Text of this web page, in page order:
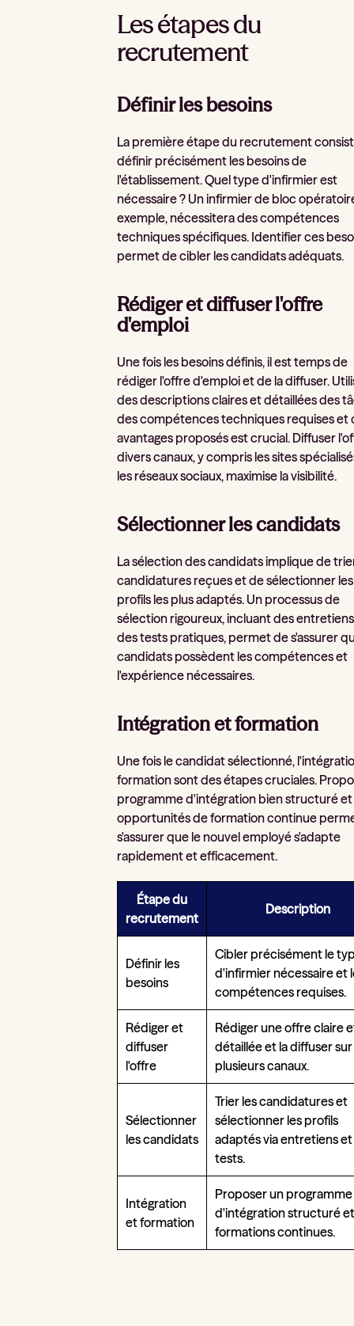
Les étapes du
recrutement
Définir les besoins
La première étape du recrutement
définir précisément les besoins de
l'établissement. Quel type d'infirmier est
nécessaire ? Un infirmier de bloc
exemple, nécessitera des compétences
techniques spécifiques. Identifier ces
permet de cibler les candidats adéquats.
Rédiger et diffuser l'offre
d'emploi
Une fois les besoins définis, il est temps de
rédiger l'offre d'emploi et de la diffuser.
des descriptions claires et détaillées des
des compétences techniques requises et
avantages proposés est crucial. Diffuser
divers canaux, y compris les sites
les réseaux sociaux, maximise la visibilité.
Sélectionner les candidats
La sélection des candidats implique de
candidatures reçues et de sélectionner les
profils les plus adaptés. Un processus de
sélection rigoureux, incluant des
des tests pratiques, permet de s'assurer
candidats possèdent les compétences et
l'expérience nécessaires.
Intégration et formation
Une fois le candidat sélectionné,
formation sont des étapes cruciales.
programme d'intégration bien structuré
opportunités de formation continue
s'assurer que le nouvel employé s'adapte
rapidement et efficacement.
Étape du
recrutement
Description
Définir les
besoins
Cibler précisément le
d'infirmier nécessaire et
compétences requises.
Rédiger et
diffuser
l'offre
Rédiger une offre claire
détaillée et la diffuser sur
plusieurs canaux.
Sélectionner
les candidats
Trier les candidatures et
sélectionner les profils
adaptés via entretiens et
tests.
Intégration
et formation
Proposer un programme
d'intégration structuré
formations continues.